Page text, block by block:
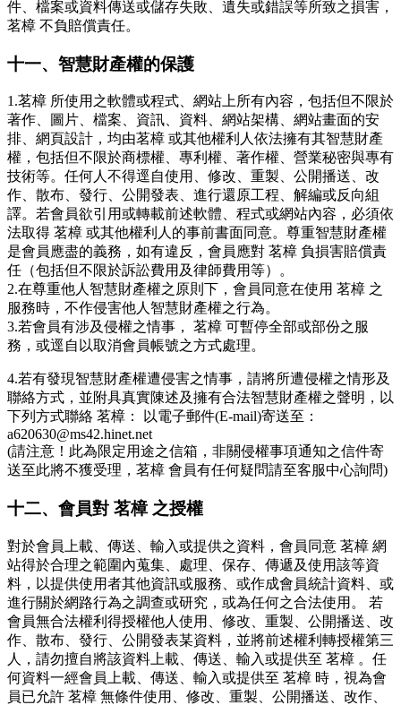
件、檔案或資料傳送或儲存失敗、遺失或錯誤等所致之損害，
茗樟 不負賠償責任。
十一、智慧財產權的保護
1.茗樟 所使用之軟體或程式、網站上所有內容，包括但不限於
著作、圖片、檔案、資訊、資料、網站架構、網站畫面的安
排、網頁設計，均由茗樟 或其他權利人依法擁有其智慧財產
權，包括但不限於商標權、專利權、著作權、營業秘密與專有
技術等。任何人不得逕自使用、修改、重製、公開播送、改
作、散布、發行、公開發表、進行還原工程、解編或反向組
譯。若會員欲引用或轉載前述軟體、程式或網站內容，必須依
法取得 茗樟 或其他權利人的事前書面同意。尊重智慧財產權
是會員應盡的義務，如有違反，會員應對 茗樟 負損害賠償責
任（包括但不限於訴訟費用及律師費用等）。
2.在尊重他人智慧財產權之原則下，會員同意在使用 茗樟 之
服務時，不作侵害他人智慧財產權之行為。
3.若會員有涉及侵權之情事， 茗樟 可暫停全部或部份之服
務，或逕自以取消會員帳號之方式處理。
4.若有發現智慧財產權遭侵害之情事，請將所遭侵權之情形及
聯絡方式，並附具真實陳述及擁有合法智慧財產權之聲明，以
下列方式聯絡 茗樟： 以電子郵件(E-mail)寄送至：
a620630@ms42.hinet.net
(請注意！此為限定用途之信箱，非關侵權事項通知之信件寄
送至此將不獲受理，茗樟 會員有任何疑問請至客服中心詢問)
十二、會員對 茗樟 之授權
對於會員上載、傳送、輸入或提供之資料，會員同意 茗樟 網
站得於合理之範圍內蒐集、處理、保存、傳遞及使用該等資
料，以提供使用者其他資訊或服務、或作成會員統計資料、或
進行關於網路行為之調查或研究，或為任何之合法使用。 若
會員無合法權利得授權他人使用、修改、重製、公開播送、改
作、散布、發行、公開發表某資料，並將前述權利轉授權第三
人，請勿擅自將該資料上載、傳送、輸入或提供至 茗樟 。任
何資料一經會員上載、傳送、輸入或提供至 茗樟 時，視為會
員已允許 茗樟 無條件使用、修改、重製、公開播送、改作、